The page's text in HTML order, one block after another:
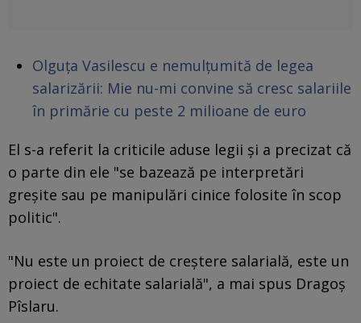
Olguța Vasilescu e nemulțumită de legea
salarizării: Mie nu-mi convine să cresc salariile
în primărie cu peste 2 milioane de euro
El s-a referit la criticile aduse legii şi a precizat că
o parte din ele "se bazează pe interpretări
greşite sau pe manipulări cinice folosite în scop
politic".
"Nu este un proiect de creştere salarială, este un
proiect de echitate salarială", a mai spus Dragoş
Pîslaru.